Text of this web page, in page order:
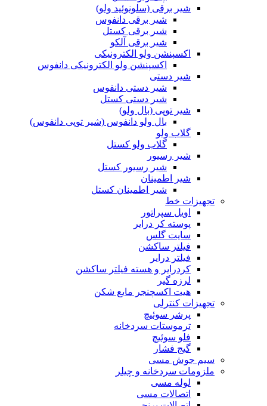
شیر برقی (سلونوئید ولو)
شیر برقی دانفوس
شیر برقی کستل
شیر برقی آلکو
اکسپنشن ولو الکترونیکی
اکسپنشن ولو الکترونیکی دانفوس
شیر دستی
شیر دستی دانفوس
شیر دستی کستل
شیر توپی (بال ولو)
بال ولو دانفوس (شیر توپی دانفوس)
گلاب ولو
گلاب ولو کستل
شیر رسیور
شیر رسیور کستل
شیر اطمینان
شیر اطمینان کستل
تجهیزات خط
اویل سپراتور
پوسته کر درایر
سایت گلس
فیلتر ساکشن
فیلتر درایر
کردرایر و هسته فیلتر ساکشن
لرزه گیر
هیت اکسچنجر مایع شکن
تجهیزات کنترلی
پرشر سوئیچ
ترموستات سردخانه
فلو سوئیچ
گیج فشار
سیم جوش مسی
ملزومات سردخانه و چیلر
لوله مسی
اتصالات مسی